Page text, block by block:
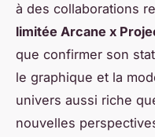
à des collaborations
limitée Arcane x
que confirmer son
le graphique et la
univers aussi riche
nouvelles